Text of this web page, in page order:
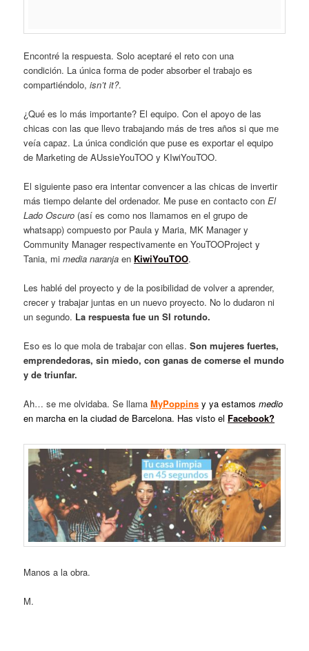
Encontré la respuesta. Solo aceptaré el reto con una
condición. La única forma de poder absorber el trabajo es
compartiéndolo,isn’t it?.
¿Qué es lo más importante? El equipo. Con el apoyo de las
chicas con las que llevo trabajando más de tres años si que me
veía capaz. La única condición que puse es exportar el equipo
de Marketing de AUssieYouTOO y KIwiYouTOO.
El siguiente paso era intentar convencer a las chicas de invertir
más tiempo delante del ordenador. Me puse en contacto conEl
Lado Oscuro (así es como nos llamamos en el grupo de
whatsapp) compuesto por Paula y Maria, MK Manager y
Community Manager respectivamente en YouTOOProject y
Tania, mimedia naranjaen KiwiYouTOO.
Les hablé del proyecto y de la posibilidad de volver a aprender,
crecer y trabajar juntas en un nuevo proyecto. No lo dudaron ni
un segundo. La respuesta fue un SI rotundo.
Eso es lo que mola de trabajar con ellas.Son mujeres fuertes,
emprendedoras, sin miedo, con ganas de comerse el mundo
y de triunfar.
Ah… se me olvidaba. Se llamaMyPoppins y ya estamosmedio
en marcha en la ciudad de Barcelona. Has visto el Facebook?
Manos a la obra.
M.